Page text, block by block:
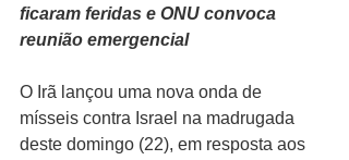
ficaram feridas e ONU convoca
reunião emergencial
O Irã lançou uma nova onda de
mísseis contra Israel na madrugada
deste domingo (22), em resposta aos